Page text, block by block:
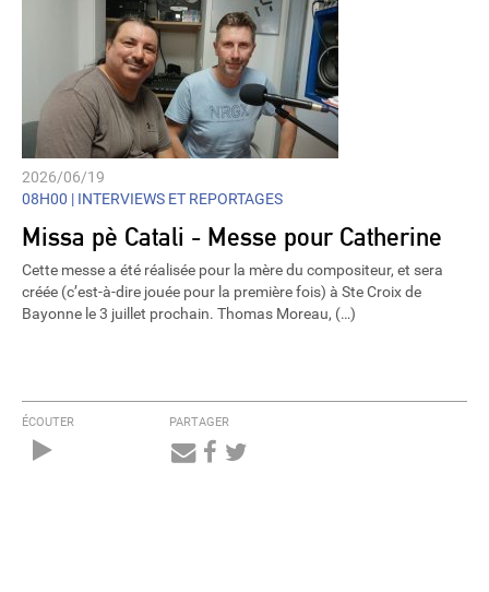
2026/06/19
08H00 | INTERVIEWS ET REPORTAGES
Missa pè Catali - Messe pour Catherine
Cette messe a été réalisée pour la mère du compositeur, et sera
créée (c’est-à-dire jouée pour la première fois) à Ste Croix de
Bayonne le 3 juillet prochain. Thomas Moreau, (…)
ÉCOUTER PARTAGER